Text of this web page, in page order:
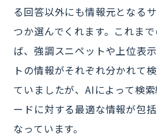
る回答以外にも情報元となる
つか選んでくれます。これま
ば、強調スニペットや上位表
トの情報がそれぞれ分かれて
ていましたが、AIによって検
ードに対する最適な情報が包
なっています。